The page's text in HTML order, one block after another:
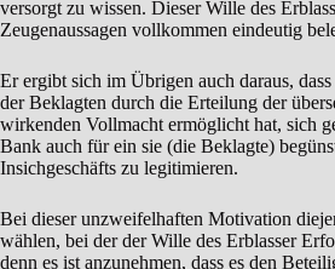
versorgt zu wissen. Dieser Wille des
Zeugenaussagen vollkommen eindeutig
Er ergibt sich im Übrigen auch daraus, dass
der Beklagten durch die Erteilung der
wirkenden Vollmacht ermöglicht hat, sich
Bank auch für ein sie (die Beklagte)
Insichgeschäfts zu legitimieren.
Bei dieser unzweifelhaften Motivation
wählen, bei der der Wille des Erblasser
denn es ist anzunehmen, dass es den